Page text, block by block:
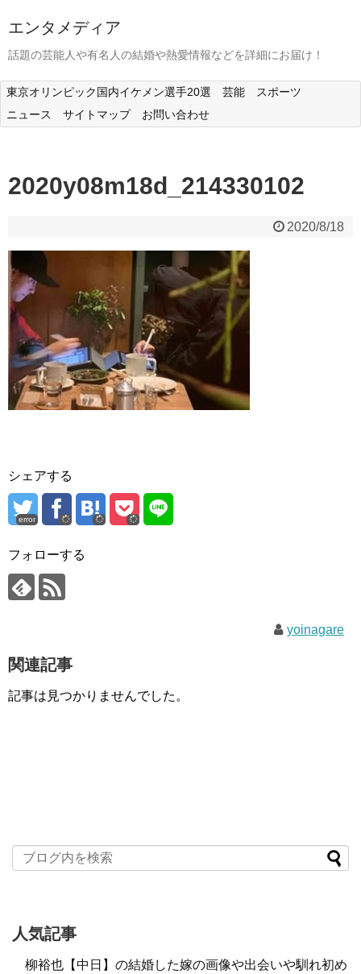
エンタメディア
話題の芸能人や有名人の結婚や熱愛情報などを詳細にお届け！
東京オリンピック国内イケメン選手20選 芸能
スポーツ
ニュース
サイトマップ お問い合わせ
2020y08m18d_214330102
2020/8/18
シェアする
error
フォローする
yoinagare
関連記事
記事は見つかりませんでした。
人気記事
柳裕也【中日】の結婚した嫁の画像や出会いや馴れ初め